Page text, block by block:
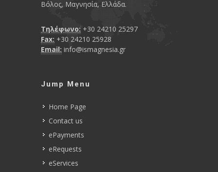
Βόλος, Μαγνησία, Ελλάδα.
Τηλέφωνο:+30 24210 25297
Fax: +30 24210 25928
Email: info@ismagnesia.gr
Jump Menu
Home Page
Contact us
ePayments
eRequests
eServices